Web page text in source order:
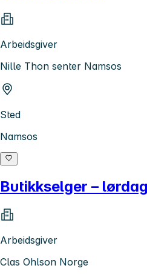
Arbeidsgiver
Nille Thon senter Namsos
Sted
Namsos
Butikkselger –
Arbeidsgiver
Clas Ohlson Norge